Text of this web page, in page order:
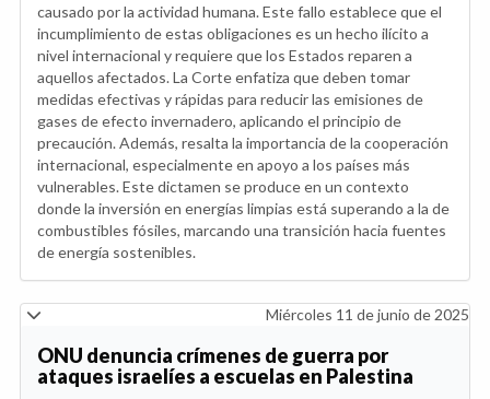
causado por la actividad humana. Este fallo establece que el
incumplimiento de estas obligaciones es un hecho ilícito a
nivel internacional y requiere que los Estados reparen a
aquellos afectados. La Corte enfatiza que deben tomar
medidas efectivas y rápidas para reducir las emisiones de
gases de efecto invernadero, aplicando el principio de
precaución. Además, resalta la importancia de la cooperación
internacional, especialmente en apoyo a los países más
vulnerables. Este dictamen se produce en un contexto
donde la inversión en energías limpias está superando a la de
combustibles fósiles, marcando una transición hacia fuentes
de energía sostenibles.
Miércoles 11 de junio de 2025
ONU denuncia crímenes de guerra por
ataques israelíes a escuelas en Palestina